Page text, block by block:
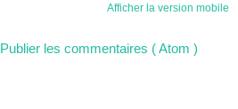
Afficher la version mobile
Publier les commentaires ( Atom )